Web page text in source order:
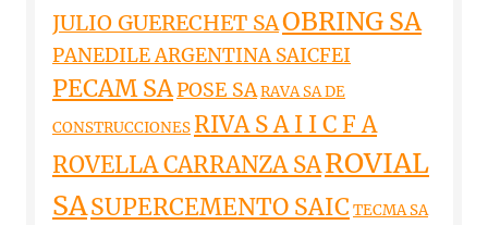
JULIO GUERECHET SAOBRING SA
PANEDILE ARGENTINA SAICFEI
PECAM SAPOSE SARAVA SA DE
CONSTRUCCIONES RIVA S A I I C F A
ROVELLA CARRANZA SAROVIAL
SASUPERCEMENTO SAIC TECMA SA